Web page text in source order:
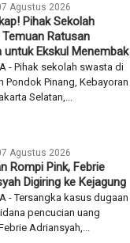
Agustus 2026
Pihak Sekolah
Ratusan
untuk Ekskul Menembak
- Pihak sekolah swasta di
Pondok Pinang, Kebayoran
Selatan,...
Agustus 2026
Rompi Pink, Febrie
Digiring ke Kejagung
- Tersangka kasus dugaan
pencucian uang
Adriansyah,...